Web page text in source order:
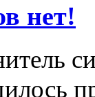
нет!